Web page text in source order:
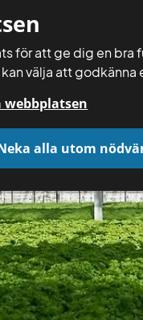
för att ge dig en
välja att godkänna
webbplatsen
alla utom
Få rådgivning
och